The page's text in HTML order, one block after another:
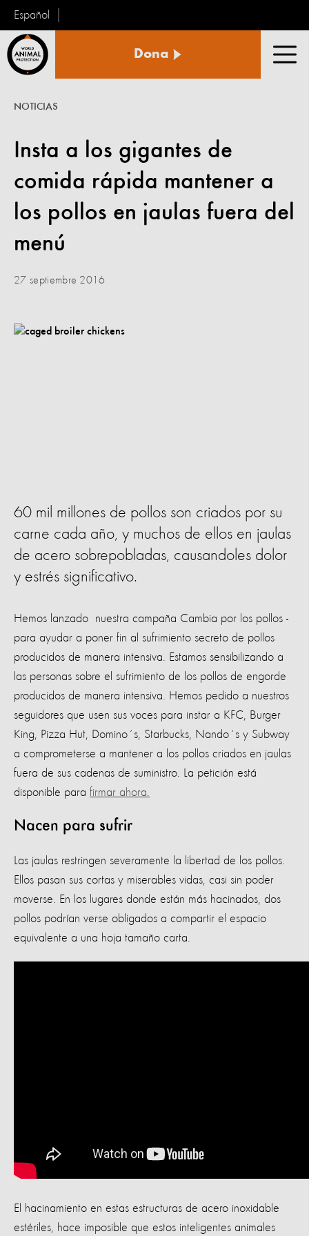
Español
Animal
Dona
Insta a los gigantes de
comida rápida mantener a
los pollos en jaulas fuera del
menú
NOTICIAS
27 septiembre 2016
60 mil millones de pollos son criados por su
carne cada año, y muchos de ellos en jaulas
de acero sobrepobladas, causandoles dolor
y estrés significativo.
Hemos lanzado nuestra campaña Cambia por los pollos -
para ayudar a poner fin al sufrimiento secreto de pollos
producidos de manera intensiva. Estamos sensibilizando a
las personas sobre el sufrimiento de los pollos de engorde
producidos de manera intensiva. Hemos pedido a nuestros
seguidores que usen sus voces para instar a KFC, Burger
King, Pizza Hut, Domino´s, Starbucks, Nando´s y Subway
a comprometerse a mantener a los pollos criados en jaulas
fuera de sus cadenas de suministro. La petición está
disponible para firmar ahora.
Nacen para sufrir
Las jaulas restringen severamente la libertad de los pollos.
Ellos pasan sus cortas y miserables vidas, casi sin poder
moverse. En los lugares donde están más hacinados, dos
pollos podrían verse obligados a compartir el espacio
equivalente a una hoja tamaño carta.
El hacinamiento en estas estructuras de acero inoxidable
estériles, hace imposible que estos inteligentes animales